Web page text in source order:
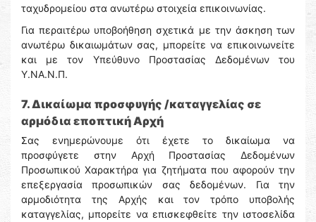
ταχυδρομείου στα ανωτέρω στοιχεία επικοινωνίας.
Για περαιτέρω υποβοήθηση σχετικά με την άσκηση των
ανωτέρω δικαιωμάτων σας, μπορείτε να επικοινωνείτε
και με τον Υπεύθυνο Προστασίας Δεδομένων του
Υ.ΝΑ.Ν.Π.
7. Δικαίωμα προσφυγής /καταγγελίας σε
αρμόδια εποπτική Αρχή
Σας ενημερώνουμε ότι έχετε το δικαίωμα να
προσφύγετε στην Αρχή Προστασίας Δεδομένων
Προσωπικού Χαρακτήρα για ζητήματα που αφορούν την
επεξεργασία προσωπικών σας δεδομένων. Για την
αρμοδιότητα της Αρχής και τον τρόπο υποβολής
καταγγελίας, μπορείτε να επισκεφθείτε την ιστοσελίδα